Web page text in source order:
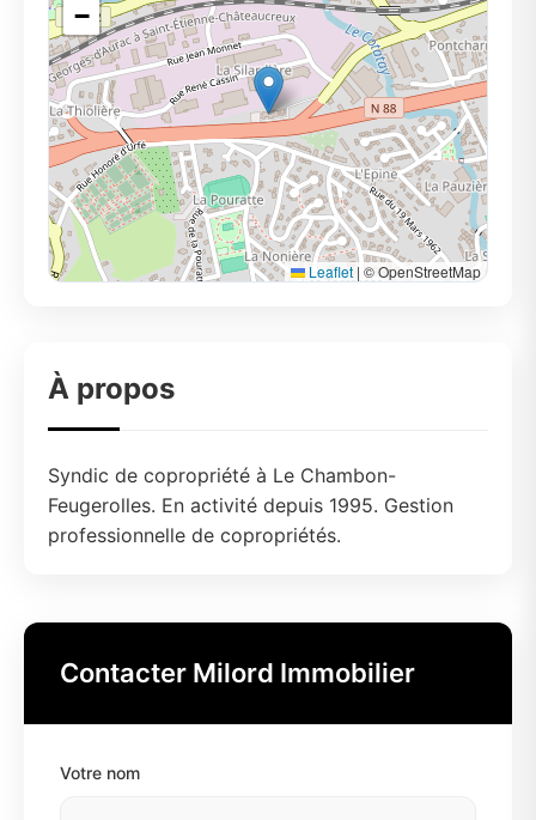
−
Leaflet | © OpenStreetMap
À propos
Syndic de copropriété à Le Chambon-
Feugerolles. En activité depuis 1995. Gestion
professionnelle de copropriétés.
Contacter Milord Immobilier
Votre nom